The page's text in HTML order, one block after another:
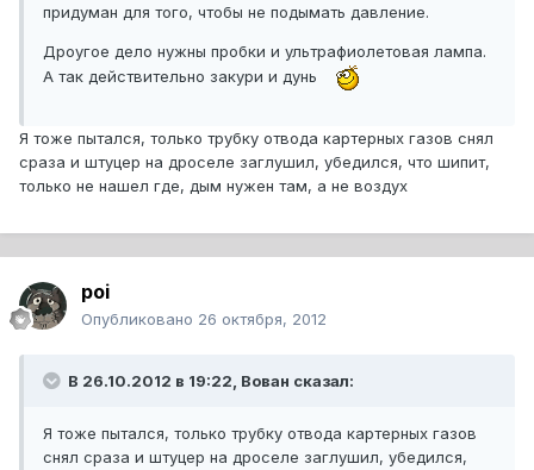
придуман для того, чтобы не подымать давление.
Дроугое дело нужны пробки и ультрафиолетовая лампа.
А так действительно закури и дунь
Я тоже пытался, только трубку отвода картерных газов снял
сраза и штуцер на дроселе заглушил, убедился, что шипит,
только не нашел где, дым нужен там, а не воздух
poi
Опубликовано 26 октября, 2012
В 26.10.2012 в 19:22, Вован сказал:
Я тоже пытался, только трубку отвода картерных газов
снял сраза и штуцер на дроселе заглушил, убедился,